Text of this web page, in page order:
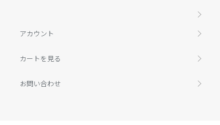
アカウント
カートを見る
お問い合わせ